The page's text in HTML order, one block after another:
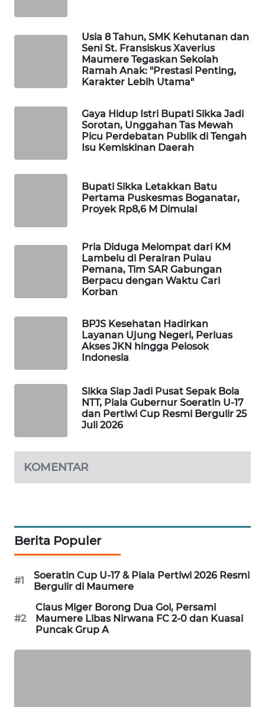
Usia 8 Tahun, SMK Kehutanan dan
Seni St. Fransiskus Xaverius
Maumere Tegaskan Sekolah
Ramah Anak: "Prestasi Penting,
Karakter Lebih Utama"
Gaya Hidup Istri Bupati Sikka Jadi
Sorotan, Unggahan Tas Mewah
Picu Perdebatan Publik di Tengah
Isu Kemiskinan Daerah
Bupati Sikka Letakkan Batu
Pertama Puskesmas Boganatar,
Proyek Rp8,6 M Dimulai
Pria Diduga Melompat dari KM
Lambelu di Perairan Pulau
Pemana, Tim SAR Gabungan
Berpacu dengan Waktu Cari
Korban
BPJS Kesehatan Hadirkan
Layanan Ujung Negeri, Perluas
Akses JKN hingga Pelosok
Indonesia
Sikka Siap Jadi Pusat Sepak Bola
NTT, Piala Gubernur Soeratin U-17
dan Pertiwi Cup Resmi Bergulir 25
Juli 2026
KOMENTAR
Berita Populer
#1
Soeratin Cup U-17 & Piala Pertiwi 2026 Resmi
Bergulir di Maumere
#2
Claus Miger Borong Dua Gol, Persami
Maumere Libas Nirwana FC 2-0 dan Kuasai
Puncak Grup A
METRO
MEDAN
NEWS
KRT
NEWS
JURNAL
NEWS